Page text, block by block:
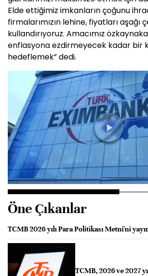
Elde ettiğimiz imkanların çoğunu
firmalarımızın lehine, fiyatları aşağı
kullandırıyoruz. Amacımız
enflasyona ezdirmeyecek kadar bir
hedeflemek” dedi.
Duraklat
Sesi
Aç
Süre
0:00
Yüklendi
1.00%
Öne Çıkanlar
TCMB 2026 yılı Para Politikası Metni'ni
TCMB, 2026 ve 2027